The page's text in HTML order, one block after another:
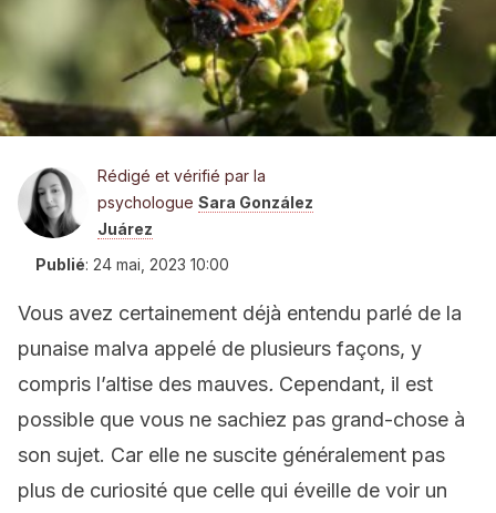
Rédigé et vérifié par la
psychologue Sara González
Juárez
Publié: 24 mai, 2023 10:00
Vous avez certainement déjà entendu parlé de la
punaise malva appelé de plusieurs façons, y
compris l’altise des mauves. Cependant, il est
possible que vous ne sachiez pas grand-chose à
son sujet. Car elle ne suscite généralement pas
plus de curiosité que celle qui éveille de voir un